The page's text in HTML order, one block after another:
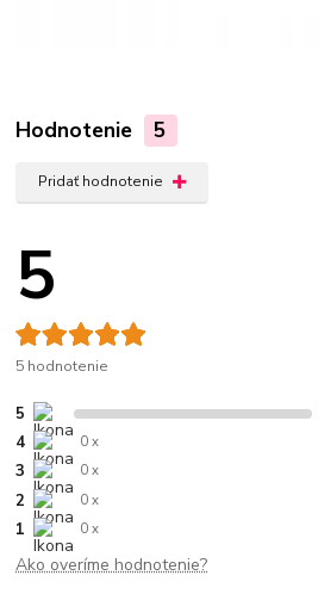
Hodnotenie 5
Pridať hodnotenie
5
5 hodnotenie
5
4 0 x
3 0 x
2 0 x
1 0 x
Ako overíme hodnotenie?